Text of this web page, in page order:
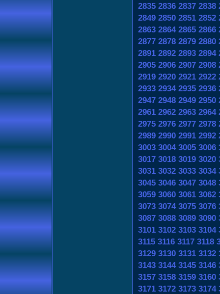
2835 2836 2837 2838
2849 2850 2851 2852
2863 2864 2865 2866
2877 2878 2879 2880
2891 2892 2893 2894
2905 2906 2907 2908
2919 2920 2921 2922
2933 2934 2935 2936
2947 2948 2949 2950
2961 2962 2963 2964
2975 2976 2977 2978
2989 2990 2991 2992
3003 3004 3005 3006
3017 3018 3019 3020
3031 3032 3033 3034
3045 3046 3047 3048
3059 3060 3061 3062
3073 3074 3075 3076
3087 3088 3089 3090
3101 3102 3103 3104
3115 3116 3117 3118
3129 3130 3131 3132
3143 3144 3145 3146
3157 3158 3159 3160
3171 3172 3173 3174